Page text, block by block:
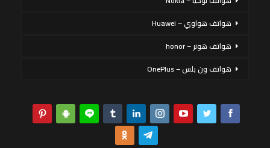
هواتف هواوي – Huawei
هواتف هونر – honor
هواتف ون بلس – OnePlus